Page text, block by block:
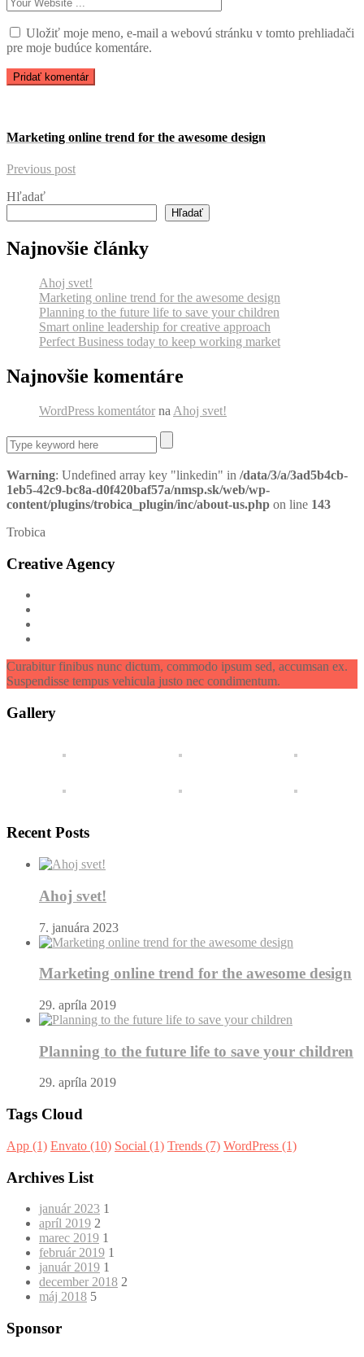
Uložiť moje meno, e-mail a webovú stránku v tomto prehliadači
pre moje budúce komentáre.
Marketing online trend for the awesome design
Previous post
Hľadať
Hľadať
Najnovšie články
Ahoj svet!
Marketing online trend for the awesome design
Planning to the future life to save your children
Smart online leadership for creative approach
Perfect Business today to keep working market
Najnovšie komentáre
WordPress komentátor na Ahoj svet!
Warning: Undefined array key "linkedin" in /data/3/a/3ad5b4cb-
1eb5-42c9-bc8a-d0f420baf57a/nmsp.sk/web/wp-
content/plugins/trobica_plugin/inc/about-us.php on line 143
Trobica
Creative Agency
Curabitur finibus nunc dictum, commodo ipsum sed, accumsan ex.
Suspendisse tempus vehicula justo nec condimentum.
Gallery
Recent Posts
Ahoj svet!
7. januára 2023
Marketing online trend for the awesome design
29. apríla 2019
Planning to the future life to save your children
29. apríla 2019
Tags Cloud
App (1) Envato (10) Social (1) Trends (7) WordPress (1)
Archives List
január 2023 1
apríl 2019 2
marec 2019 1
február 2019 1
január 2019 1
december 2018 2
máj 2018 5
Sponsor